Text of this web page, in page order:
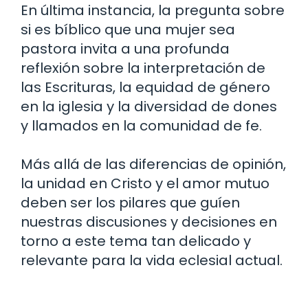
En última instancia, la pregunta sobre
si es bíblico que una mujer sea
pastora invita a una profunda
reflexión sobre la interpretación de
las Escrituras, la equidad de género
en la iglesia y la diversidad de dones
y llamados en la comunidad de fe.
Más allá de las diferencias de opinión,
la unidad en Cristo y el amor mutuo
deben ser los pilares que guíen
nuestras discusiones y decisiones en
torno a este tema tan delicado y
relevante para la vida eclesial actual.